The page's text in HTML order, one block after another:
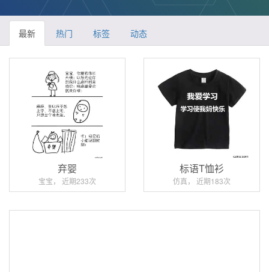
最新 热门 标签 动态
弃婴
宝宝， 近期233次
标语T恤衫
仿真， 近期183次